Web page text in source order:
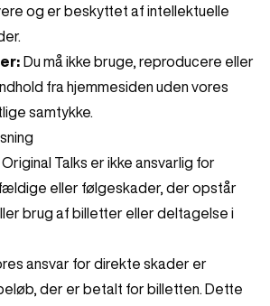
og er beskyttet af intellektuelle
Du må ikke bruge, reproducere eller
fra hjemmesiden uden vores
samtykke.
Original Talks er ikke ansvarlig for
eller følgeskader, der opstår
brug af billetter eller deltagelse i
ansvar for direkte skader er
der er betalt for billetten. Dette